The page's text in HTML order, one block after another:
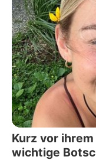
Kurz vor
wichtige